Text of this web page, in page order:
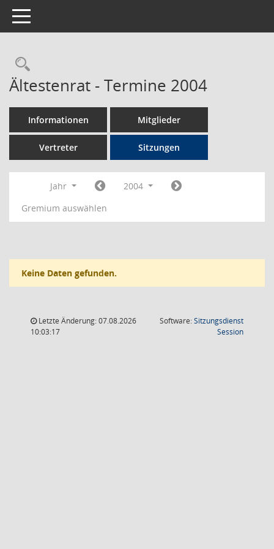
Toggle navigation
Rechercheauswahl
Ältestenrat - Termine 2004
Informationen Mitglieder
Vertreter Sitzungen
Jahr
2004
Gremium auswählen
Keine Daten gefunden.
Letzte Änderung: 07.08.2026
10:03:17
Software:Sitzungsdienst
Session(Wird in